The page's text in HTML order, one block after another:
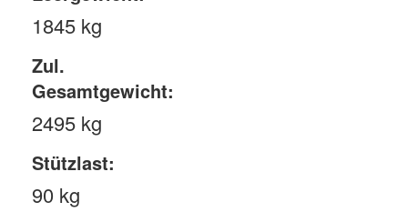
1845 kg
Zul.
Gesamtgewicht:
2495 kg
Stützlast:
90 kg